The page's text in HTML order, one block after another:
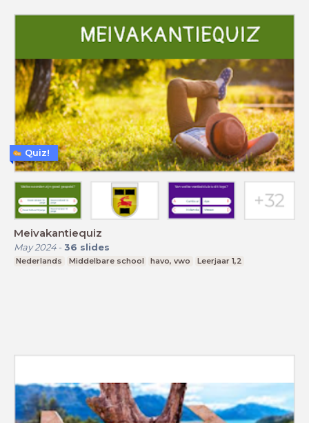
Meivakantiequiz
May 2024- 36 slides
Nederlands Middelbare school havo, vwo Leerjaar 1,2
Quiz!